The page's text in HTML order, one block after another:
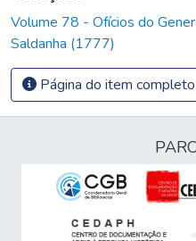
Volume 78 - Ofícios do
Saldanha (1777)
Página do item completo